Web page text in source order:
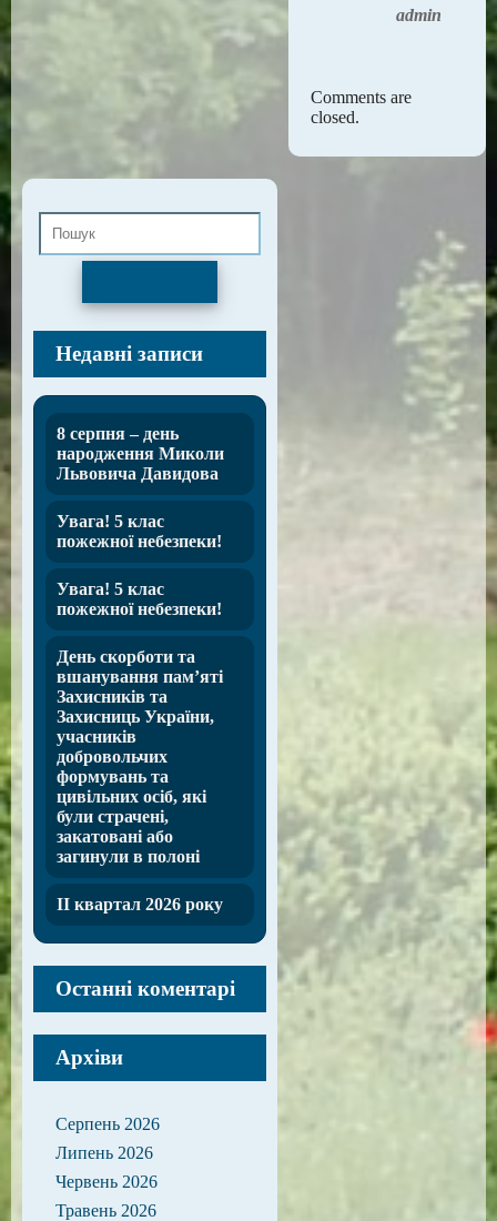
admin
Comments are
closed.
Недавні записи
8 серпня – день
народження Миколи
Львовича Давидова
Увага! 5 клас
пожежної небезпеки!
Увага! 5 клас
пожежної небезпеки!
День скорботи та
вшанування пам’яті
Захисників та
Захисниць України,
учасників
добровольчих
формувань та
цивільних осіб, які
були страчені,
закатовані або
загинули в полоні
ІІ квартал 2026 року
Останні коментарі
Архіви
Серпень 2026
Липень 2026
Червень 2026
Травень 2026